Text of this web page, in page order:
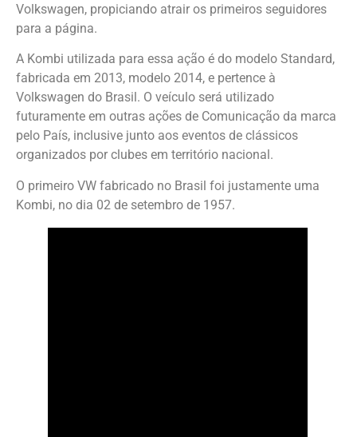
Volkswagen, propiciando atrair os primeiros seguidores
para a página.
A Kombi utilizada para essa ação é do modelo Standard,
fabricada em 2013, modelo 2014, e pertence à
Volkswagen do Brasil. O veículo será utilizado
futuramente em outras ações de Comunicação da marca
pelo País, inclusive junto aos eventos de clássicos
organizados por clubes em território nacional.
O primeiro VW fabricado no Brasil foi justamente uma
Kombi, no dia 02 de setembro de 1957.